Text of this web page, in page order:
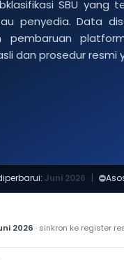
SBU yang
penyedia. Data
dan prosedur resmi
Juni 2026 |
2026 · sinkron ke register